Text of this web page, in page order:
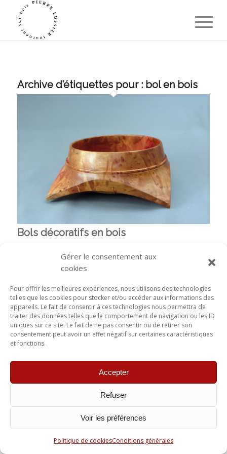
Gérer le consentement aux
cookies
Pour offrir les meilleures expériences, nous utilisons des technologies
telles que les cookies pour stocker et/ou accéder aux informations des
appareils. Le fait de consentir à ces technologies nous permettra de
traiter des données telles que le comportement de navigation ou les ID
uniques sur ce site. Le fait de ne pas consentir ou de retirer son
consentement peut avoir un effet négatif sur certaines caractéristiques
et fonctions.
Accepter
Refuser
Voir les préférences
Politique de cookiesConditions générales
Archive d’étiquettes pour : bol en bois
Bols décoratifs en bois